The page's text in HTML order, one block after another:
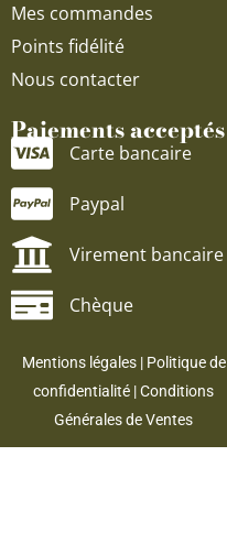
Mes commandes
Points fidélité
Nous contacter
Paiements acceptés
Carte bancaire
Paypal
Virement bancaire
Chèque
Mentions légales| Politique de
confidentialité |Conditions
Générales de Ventes